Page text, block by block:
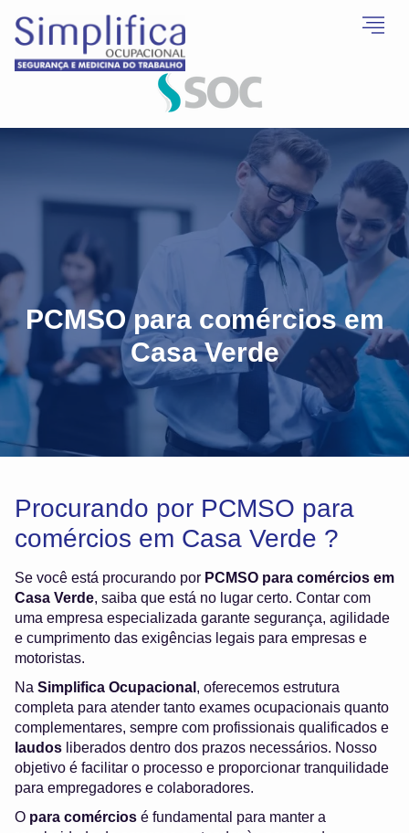
PCMSO para comércios em
Casa Verde
Procurando por PCMSO para
comércios em Casa Verde ?
Se você está procurando por PCMSO para comércios em
Casa Verde, saiba que está no lugar certo. Contar com
uma empresa especializada garante segurança, agilidade
e cumprimento das exigências legais para empresas e
motoristas.
Na Simplifica Ocupacional , oferecemos estrutura
completa para atender tanto exames ocupacionais quanto
complementares, sempre com profissionais qualificados e
laudos liberados dentro dos prazos necessários. Nosso
objetivo é facilitar o processo e proporcionar tranquilidade
para empregadores e colaboradores.
O para comércios é fundamental para manter a